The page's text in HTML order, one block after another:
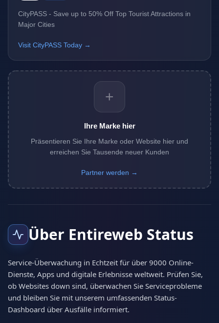
CityPASS - Save up to 50% Off Top Tourist Attractions in
Major Cities
Visit CityPASS Today →
+
Ihre Marke hier
Präsentieren Sie Ihre Marke oder Website hier und
erreichen Sie Tausende neuer Kunden
Partner werden →
Über Entireweb Status
Service-Überwachung in Echtzeit für über 9000 Online-
Dienste, Apps und digitale Erlebnisse weltweit. Prüfen Sie,
ob Websites down sind, überwachen Sie Serviceprobleme
und bleiben Sie mit unserem umfassenden Status-
Dashboard über Ausfälle informiert.